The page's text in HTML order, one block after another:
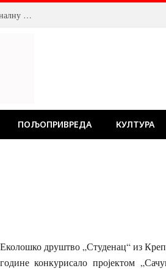
Смањен притисак воде у Пожаревцу. Апел грађанима на рационалну потрошњу
ПОЉОПРИВРЕДА КУЛТУРА
Еколошко друштво „Студенац“ из
године конкурисало пројектом